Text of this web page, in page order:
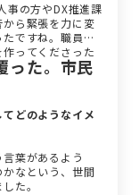
事の方やDX推進課
ら緊張を力に変
ですね。職員の
ってくださった
った。市民
どのようなイメ
葉があるよう
なという、世間
た。